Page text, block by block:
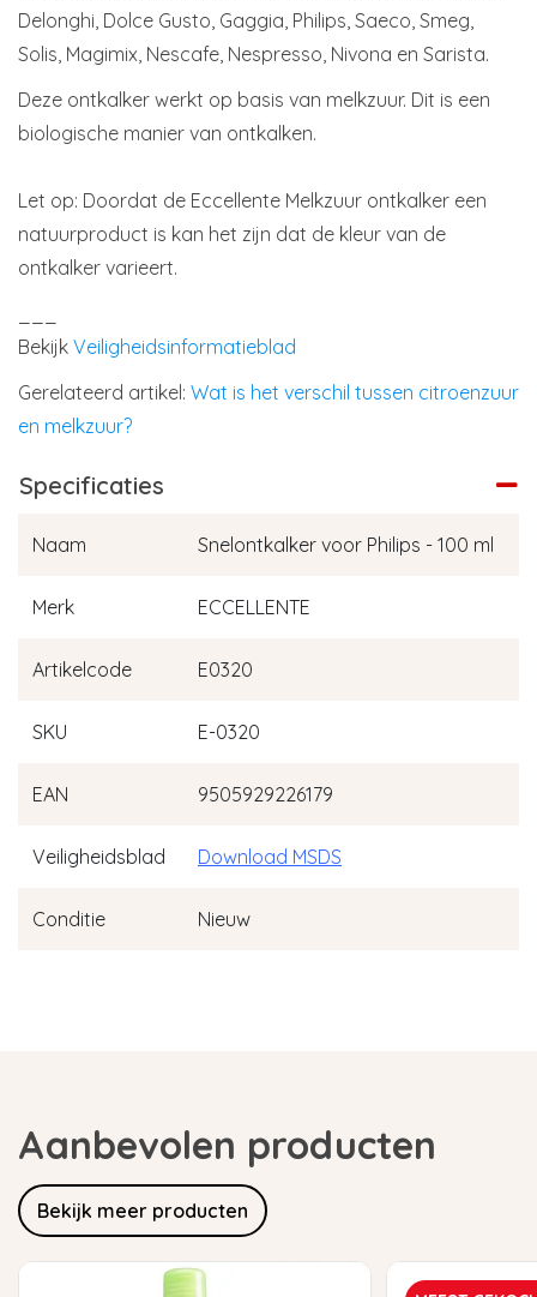
Delonghi, Dolce Gusto, Gaggia, Philips, Saeco, Smeg,
Solis, Magimix, Nescafe, Nespresso, Nivona en Sarista.
Deze ontkalker werkt op basis van melkzuur. Dit is een
biologische manier van ontkalken.
Let op: Doordat de Eccellente Melkzuur ontkalker een
natuurproduct is kan het zijn dat de kleur van de
ontkalker varieert.
Bekijk Veiligheidsinformatieblad
Gerelateerd artikel: Wat is het verschil tussen citroenzuur
en melkzuur?
Specificaties
Naam Snelontkalker voor Philips - 100 ml
Merk ECCELLENTE
Artikelcode E0320
SKU E-0320
EAN 9505929226179
Veiligheidsblad Download MSDS
Conditie Nieuw
Aanbevolen producten
Bekijk meer producten